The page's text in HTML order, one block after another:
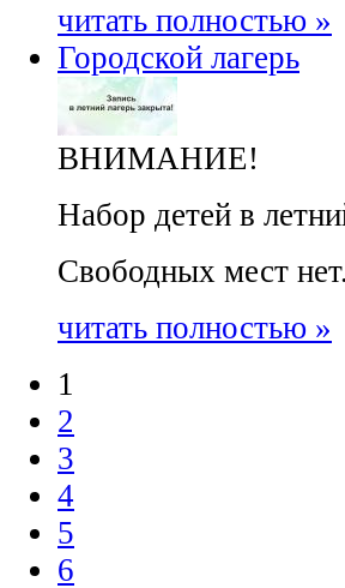
читать полностью »
Городской лагерь
ВНИМАНИЕ!
Набор детей в
Свободных мест нет.
читать полностью »
1
2
3
4
5
6